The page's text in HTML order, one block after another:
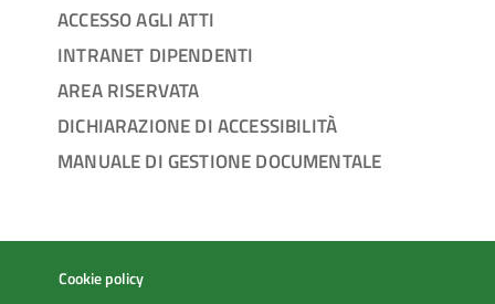
ACCESSO AGLI ATTI
INTRANET DIPENDENTI
AREA RISERVATA
DICHIARAZIONE DI ACCESSIBILITÀ
MANUALE DI GESTIONE DOCUMENTALE
Cookie policy